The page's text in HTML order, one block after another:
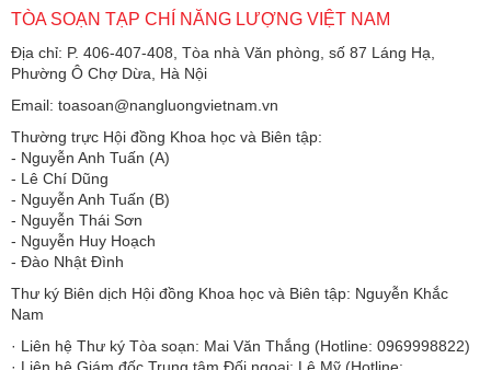
TÒA SOẠN TẠP CHÍ NĂNG LƯỢNG VIỆT NAM
Địa chỉ: P. 406-407-408, Tòa nhà Văn phòng, số 87 Láng Hạ,
Phường Ô Chợ Dừa, Hà Nội
Email: toasoan@nangluongvietnam.vn
Thường trực Hội đồng Khoa học và Biên tập:
​​​​​​- Nguyễn Anh Tuấn (A)
- Lê Chí Dũng
- Nguyễn Anh Tuấn (B)
- Nguyễn Thái Sơn
- Nguyễn Huy Hoạch
- Đào Nhật Đình
Thư ký Biên dịch Hội đồng Khoa học và Biên tập: Nguyễn Khắc
Nam
· Liên hệ Thư ký Tòa soạn: Mai Văn Thắng (Hotline: 0969998822)